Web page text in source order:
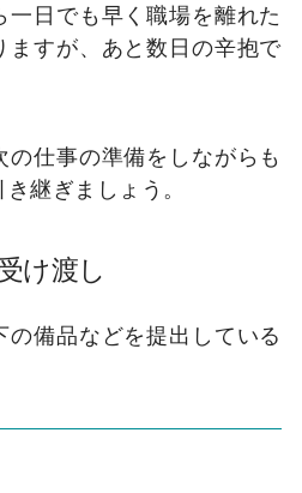
日でも早く職場を離れた
ますが、あと数日の辛抱で
仕事の準備をしながらも
継ぎましょう。
け渡し
備品などを提出している